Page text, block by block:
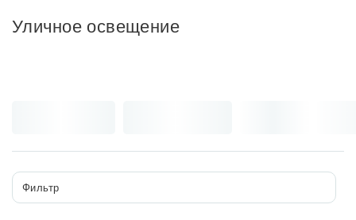
Светильники
Трековые системы
Уличное освещение
Фильтр